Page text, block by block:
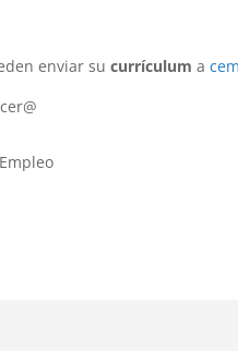
enviar sucurrículum a